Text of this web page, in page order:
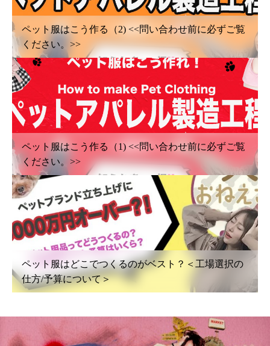
ペット服はこう作る（2) <<問い合わせ前に必ずご覧
ください。>>
ペット服はこう作る（1) <<問い合わせ前に必ずご覧
ください。>>
ペット服はどこでつくるのがベスト？＜工場選択の
仕方/予算について＞